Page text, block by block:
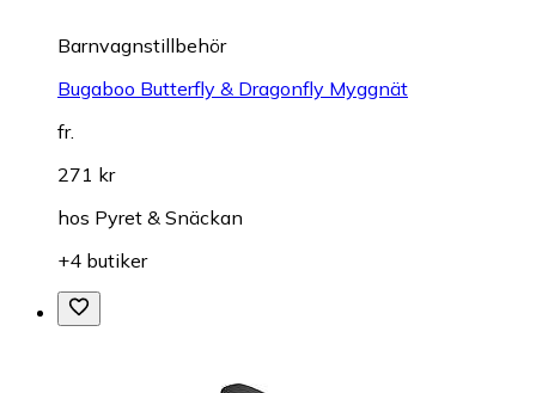
Barnvagnstillbehör
Bugaboo Butterfly & Dragonfly Myggnät
fr.
271 kr
hos Pyret & Snäckan
+4 butiker